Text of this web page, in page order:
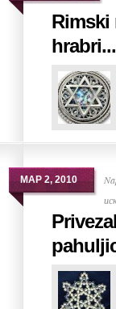
Rimski
hrabri...
МАР 2, 2010